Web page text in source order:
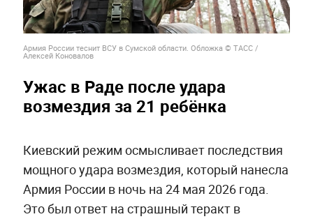
Армия России теснит ВСУ в Сумской области. Обложка © ТАСС /
Алексей Коновалов
Ужас в Раде после удара
возмездия за 21 ребёнка
Киевский режим осмысливает последствия
мощного удара возмездия, который нанесла
Армия России в ночь на 24 мая 2026 года.
Это был ответ на страшный теракт в